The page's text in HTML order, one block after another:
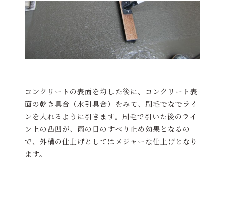
コンクリートの表面を均した後に、コンクリート表
面の乾き具合（水引具合）をみて、刷毛でなでライ
ンを入れるように引きます。刷毛で引いた後のライ
ン上の凸凹が、雨の日のすべり止め効果となるの
で、外構の仕上げとしてはメジャーな仕上げとなり
ます。